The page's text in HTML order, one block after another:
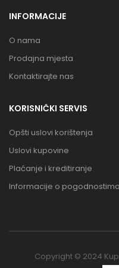
INFORMACIJE
O nama
Prodajna mjesta
Kontaktirajte nas
KORISNIČKI SERVIS
Opšti uslovi korištenja
Uslovi kupovine
Plaćanje i kreditiranje
Informacije o pogodnostima
Copyright © 2024